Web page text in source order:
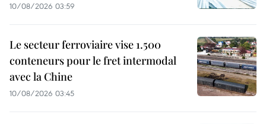
10/08/2026 03:59
Le secteur ferroviaire vise 1.500
conteneurs pour le fret intermodal
avec la Chine
10/08/2026 03:45